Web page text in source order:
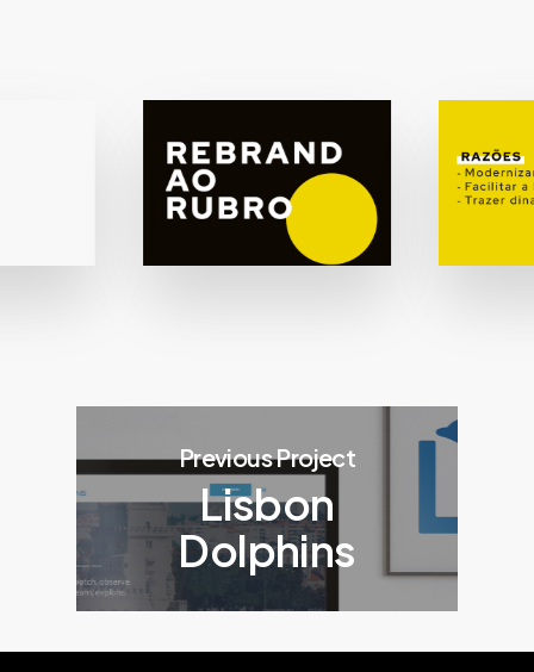
Previous Project
Lisbon
Dolphins